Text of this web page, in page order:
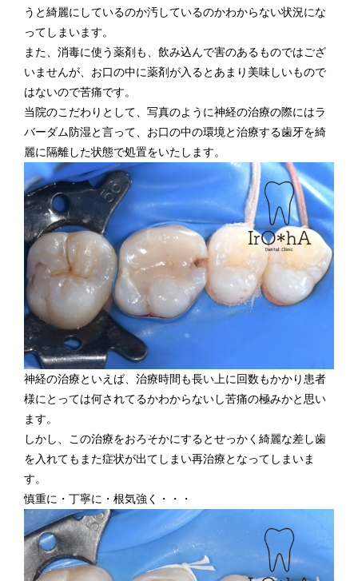
うと綺麗にしているのか汚しているのかわからない状況にな
ってしまいます。
また、消毒に使う薬剤も、飲み込んで害のあるものではござ
いませんが、お口の中に薬剤が入るとあまり美味しいもので
はないので苦痛です。
当院のこだわりとして、写真のように神経の治療の際にはラ
バーダム防湿と言って、お口の中の環境と治療する歯牙を綺
麗に隔離した状態で処置をいたします。
神経の治療といえば、治療時間も長い上に回数もかかり患者
様にとっては何されてるかわからないし苦痛の極みかと思い
ます。
しかし、この治療をおろそかにするとせっかく綺麗な差し歯
を入れてもまた症状が出てしまい再治療となってしまいま
す。
慎重に・丁寧に・根気強く・・・